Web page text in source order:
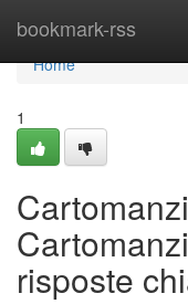
bookmark-rss
Home
Home
1
risposte